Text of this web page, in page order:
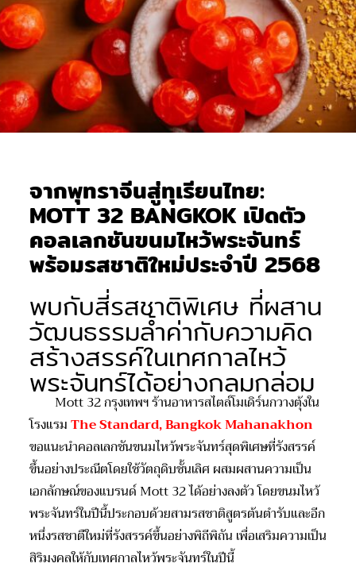
จากพุทราจีนสู่ทุเรียนไทย:
MOTT 32 BANGKOK เปิดตัว
คอลเลกชันขนมไหว้พระจันทร์
พร้อมรสชาติใหม่ประจำปี 2568
พบกับสี่รสชาติพิเศษ ที่ผสาน
วัฒนธรรมล้ำค่ากับความคิด
สร้างสรรค์ในเทศกาลไหว้
พระจันทร์ได้อย่างกลมกล่อม
Mott 32 กรุงเทพฯ ร้านอาหารสไตล์โมเดิร์นกวางตุ้งใน
โรงแรมThe Standard, Bangkok Mahanakhon
ขอแนะนำคอลเลกชันขนมไหว้พระจันทร์สุดพิเศษที่รังสรรค์
ขึ้นอย่างประณีตโดยใช้วัตถุดิบชั้นเลิศ ผสมผสานความเป็น
เอกลักษณ์ของแบรนด์ Mott 32 ได้อย่างลงตัว โดยขนมไหว้
พระจันทร์ในปีนี้ประกอบด้วยสามรสชาติสูตรต้นตำรับและอีก
หนึ่งรสชาตืใหม่ที่รังสรรค์ขึ้นอย่างพิถีพิถัน เพื่อเสริมความเป็น
สิริมงคลให้กับเทศกาลไหว้พระจันทร์ในปีนี้